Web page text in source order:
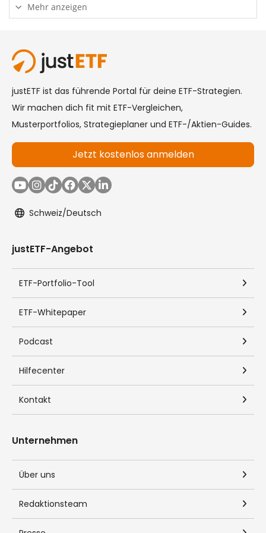
Mehr anzeigen